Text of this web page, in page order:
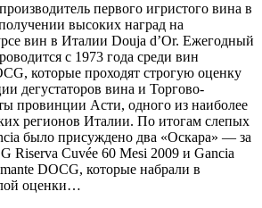
первого игристого вина в
высоких наград на
вин в Италии Douja d’Or. Ежегодный
c 1973 года среди вин
которые проходят строгую оценку
дегустаторов вина и Торгово-
провинции Асти, одного из наиболее
регионов Италии. По итогам слепых
было присуждено два «Оскара» — за
Riserva Cuvée 60 Mesi 2009 и Gancia
DOCG, которые набрали в
оценки…